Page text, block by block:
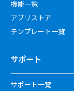
機能一覧
アプリストア
テンプレート一覧
サポート
サポート一覧